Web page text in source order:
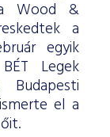
Wood &
a
egyik
Legek
el a